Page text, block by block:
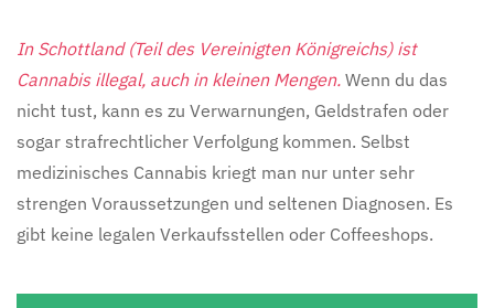
In Schottland (Teil des Vereinigten Königreichs) ist
Cannabis illegal, auch in kleinen Mengen. Wenn du das
nicht tust, kann es zu Verwarnungen, Geldstrafen oder
sogar strafrechtlicher Verfolgung kommen. Selbst
medizinisches Cannabis kriegt man nur unter sehr
strengen Voraussetzungen und seltenen Diagnosen. Es
gibt keine legalen Verkaufsstellen oder Coffeeshops.